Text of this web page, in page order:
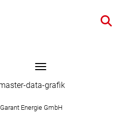
Garant Energie GmbH